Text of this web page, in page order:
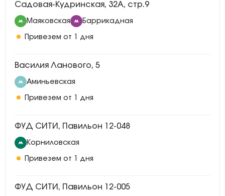
Садовая-Кудринская, 32А, стр.9
Маяковская Баррикадная
Привезем от 1 дня
Василия Ланового, 5
Аминьевская
Привезем от 1 дня
ФУД СИТИ, Павильон 12-048
Корниловская
Привезем от 1 дня
ФУД СИТИ, Павильон 12-005